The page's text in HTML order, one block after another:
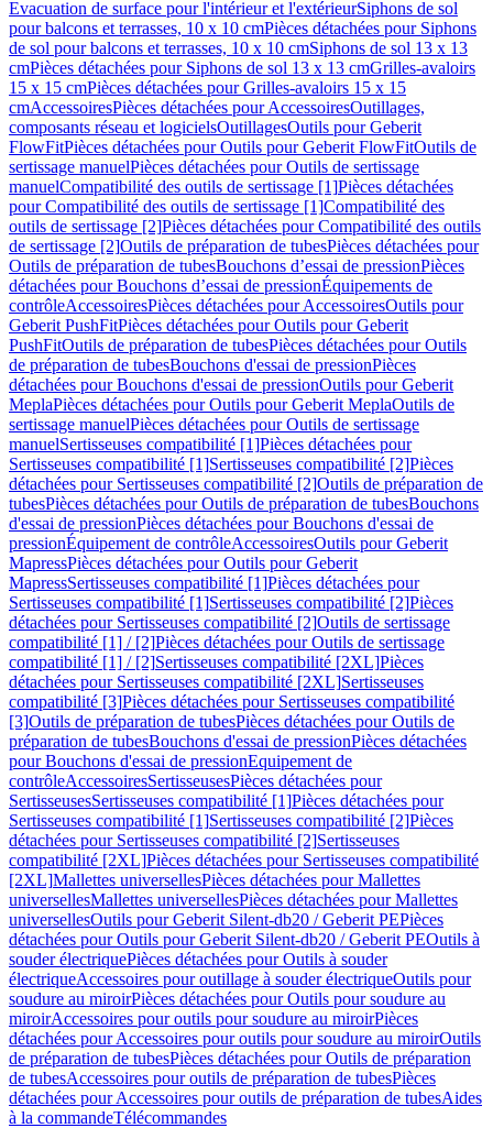
Evacuation de surface pour l'intérieur et l'extérieurSiphons de sol
pour balcons et terrasses, 10 x 10 cmPièces détachées pour Siphons
de sol pour balcons et terrasses, 10 x 10 cmSiphons de sol 13 x 13
cmPièces détachées pour Siphons de sol 13 x 13 cmGrilles-avaloirs
15 x 15 cmPièces détachées pour Grilles-avaloirs 15 x 15
cmAccessoiresPièces détachées pour AccessoiresOutillages,
composants réseau et logicielsOutillagesOutils pour Geberit
FlowFitPièces détachées pour Outils pour Geberit FlowFitOutils de
sertissage manuelPièces détachées pour Outils de sertissage
manuelCompatibilité des outils de sertissage [1]Pièces détachées
pour Compatibilité des outils de sertissage [1]Compatibilité des
outils de sertissage [2]Pièces détachées pour Compatibilité des outils
de sertissage [2]Outils de préparation de tubesPièces détachées pour
Outils de préparation de tubesBouchons d’essai de pressionPièces
détachées pour Bouchons d’essai de pressionÉquipements de
contrôleAccessoiresPièces détachées pour AccessoiresOutils pour
Geberit PushFitPièces détachées pour Outils pour Geberit
PushFitOutils de préparation de tubesPièces détachées pour Outils
de préparation de tubesBouchons d'essai de pressionPièces
détachées pour Bouchons d'essai de pressionOutils pour Geberit
MeplaPièces détachées pour Outils pour Geberit MeplaOutils de
sertissage manuelPièces détachées pour Outils de sertissage
manuelSertisseuses compatibilité [1]Pièces détachées pour
Sertisseuses compatibilité [1]Sertisseuses compatibilité [2]Pièces
détachées pour Sertisseuses compatibilité [2]Outils de préparation de
tubesPièces détachées pour Outils de préparation de tubesBouchons
d'essai de pressionPièces détachées pour Bouchons d'essai de
pressionÉquipement de contrôleAccessoiresOutils pour Geberit
MapressPièces détachées pour Outils pour Geberit
MapressSertisseuses compatibilité [1]Pièces détachées pour
Sertisseuses compatibilité [1]Sertisseuses compatibilité [2]Pièces
détachées pour Sertisseuses compatibilité [2]Outils de sertissage
compatibilité [1] / [2]Pièces détachées pour Outils de sertissage
compatibilité [1] / [2]Sertisseuses compatibilité [2XL]Pièces
détachées pour Sertisseuses compatibilité [2XL]Sertisseuses
compatibilité [3]Pièces détachées pour Sertisseuses compatibilité
[3]Outils de préparation de tubesPièces détachées pour Outils de
préparation de tubesBouchons d'essai de pressionPièces détachées
pour Bouchons d'essai de pressionEquipement de
contrôleAccessoiresSertisseusesPièces détachées pour
SertisseusesSertisseuses compatibilité [1]Pièces détachées pour
Sertisseuses compatibilité [1]Sertisseuses compatibilité [2]Pièces
détachées pour Sertisseuses compatibilité [2]Sertisseuses
compatibilité [2XL]Pièces détachées pour Sertisseuses compatibilité
[2XL]Mallettes universellesPièces détachées pour Mallettes
universellesMallettes universellesPièces détachées pour Mallettes
universellesOutils pour Geberit Silent-db20 / Geberit PEPièces
détachées pour Outils pour Geberit Silent-db20 / Geberit PEOutils à
souder électriquePièces détachées pour Outils à souder
électriqueAccessoires pour outillage à souder électriqueOutils pour
soudure au miroirPièces détachées pour Outils pour soudure au
miroirAccessoires pour outils pour soudure au miroirPièces
détachées pour Accessoires pour outils pour soudure au miroirOutils
de préparation de tubesPièces détachées pour Outils de préparation
de tubesAccessoires pour outils de préparation de tubesPièces
détachées pour Accessoires pour outils de préparation de tubesAides
à la commandeTélécommandes